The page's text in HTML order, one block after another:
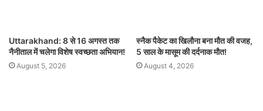
Uttarakhand: 8 से 16 अगस्त तक
नैनीताल में चलेगा विशेष स्वच्छता अभियान!
August 5, 2026
स्नैक पैकेट का खिलौना बना मौत की वजह,
5 साल के मासूम की दर्दनाक मौत!
August 4, 2026